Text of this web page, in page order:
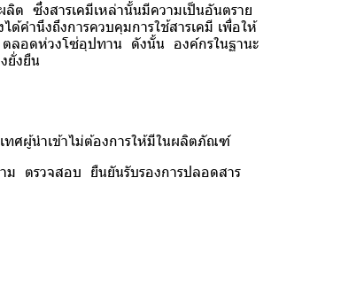
ซึ่งสารเคมีเหล่านั้นมีความเป็นอันตราย
คำนึงถึงการควบคุมการใช้สารเคมี เพื่อให้
ลอดห่วงโซ่อุปทาน ดังนั้น องค์กรในฐานะ
ยั่งยืน
ทศผู้นำเข้าไม่ต้องการให้มีในผลิตภัณฑ์
ตรวจสอบ ยืนยันรับรองการปลอดสาร